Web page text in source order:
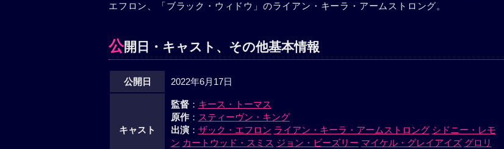
エフロン、「ブラック・ウィドウ」のライアン・キーラ・アームストロング。
公開日・キャスト、その他基本情報
公開日 2022年6月17日
キャスト
監督： キース・トーマス
原作： スティーヴン・キング
出演： ザック・エフロン ライアン・キーラ・アームストロング シドニー・レモ
ン カートウッド・スミス ジョン・ビーズリー マイケル・グレイアイズ グロリ